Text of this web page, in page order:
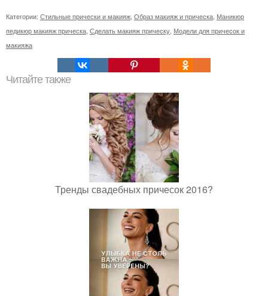
Категории: Стильные прически и макияж, Образ макияж и прическа, Маникюр
педикюр макияж прическа, Сделать макияж прическу, Модели для причесок и
макияжа
Читайте также
Тренды свадебных причесок 2016?